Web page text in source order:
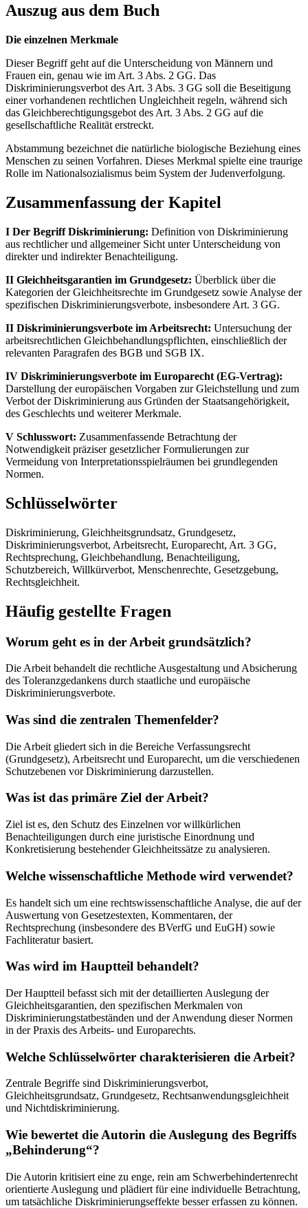
Auszug aus dem Buch
Die einzelnen Merkmale
Dieser Begriff geht auf die Unterscheidung von Männern und
Frauen ein, genau wie im Art. 3 Abs. 2 GG. Das
Diskriminierungsverbot des Art. 3 Abs. 3 GG soll die Beseitigung
einer vorhandenen rechtlichen Ungleichheit regeln, während sich
das Gleichberechtigungsgebot des Art. 3 Abs. 2 GG auf die
gesellschaftliche Realität erstreckt.
Abstammung bezeichnet die natürliche biologische Beziehung eines
Menschen zu seinen Vorfahren. Dieses Merkmal spielte eine traurige
Rolle im Nationalsozialismus beim System der Judenverfolgung.
Zusammenfassung der Kapitel
I Der Begriff Diskriminierung: Definition von Diskriminierung
aus rechtlicher und allgemeiner Sicht unter Unterscheidung von
direkter und indirekter Benachteiligung.
II Gleichheitsgarantien im Grundgesetz: Überblick über die
Kategorien der Gleichheitsrechte im Grundgesetz sowie Analyse der
spezifischen Diskriminierungsverbote, insbesondere Art. 3 GG.
II Diskriminierungsverbote im Arbeitsrecht: Untersuchung der
arbeitsrechtlichen Gleichbehandlungspflichten, einschließlich der
relevanten Paragrafen des BGB und SGB IX.
IV Diskriminierungsverbote im Europarecht (EG-Vertrag):
Darstellung der europäischen Vorgaben zur Gleichstellung und zum
Verbot der Diskriminierung aus Gründen der Staatsangehörigkeit,
des Geschlechts und weiterer Merkmale.
V Schlusswort: Zusammenfassende Betrachtung der
Notwendigkeit präziser gesetzlicher Formulierungen zur
Vermeidung von Interpretationsspielräumen bei grundlegenden
Normen.
Schlüsselwörter
Diskriminierung, Gleichheitsgrundsatz, Grundgesetz,
Diskriminierungsverbot, Arbeitsrecht, Europarecht, Art. 3 GG,
Rechtsprechung, Gleichbehandlung, Benachteiligung,
Schutzbereich, Willkürverbot, Menschenrechte, Gesetzgebung,
Rechtsgleichheit.
Häufig gestellte Fragen
Worum geht es in der Arbeit grundsätzlich?
Die Arbeit behandelt die rechtliche Ausgestaltung und Absicherung
des Toleranzgedankens durch staatliche und europäische
Diskriminierungsverbote.
Was sind die zentralen Themenfelder?
Die Arbeit gliedert sich in die Bereiche Verfassungsrecht
(Grundgesetz), Arbeitsrecht und Europarecht, um die verschiedenen
Schutzebenen vor Diskriminierung darzustellen.
Was ist das primäre Ziel der Arbeit?
Ziel ist es, den Schutz des Einzelnen vor willkürlichen
Benachteiligungen durch eine juristische Einordnung und
Konkretisierung bestehender Gleichheitssätze zu analysieren.
Welche wissenschaftliche Methode wird verwendet?
Es handelt sich um eine rechtswissenschaftliche Analyse, die auf der
Auswertung von Gesetzestexten, Kommentaren, der
Rechtsprechung (insbesondere des BVerfG und EuGH) sowie
Fachliteratur basiert.
Was wird im Hauptteil behandelt?
Der Hauptteil befasst sich mit der detaillierten Auslegung der
Gleichheitsgarantien, den spezifischen Merkmalen von
Diskriminierungstatbeständen und der Anwendung dieser Normen
in der Praxis des Arbeits- und Europarechts.
Welche Schlüsselwörter charakterisieren die Arbeit?
Zentrale Begriffe sind Diskriminierungsverbot,
Gleichheitsgrundsatz, Grundgesetz, Rechtsanwendungsgleichheit
und Nichtdiskriminierung.
Wie bewertet die Autorin die Auslegung des Begriffs
„Behinderung“?
Die Autorin kritisiert eine zu enge, rein am Schwerbehindertenrecht
orientierte Auslegung und plädiert für eine individuelle Betrachtung,
um tatsächliche Diskriminierungseffekte besser erfassen zu können.